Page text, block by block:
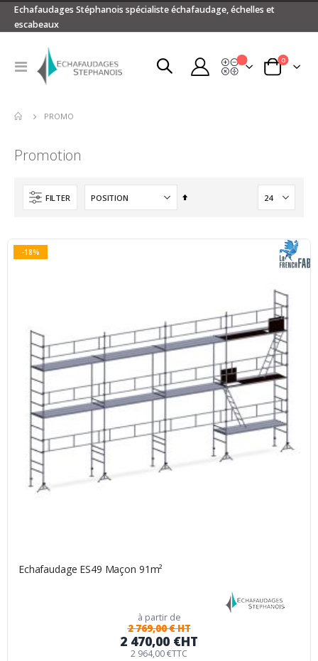
Echafaudages Stéphanois spécialiste échafaudage, échelles et
escabeaux
Basculer
Panier
0articles
Devis
PROMO
Promotion
FILTER
Par
-18%
Echafaudage ES49 Maçon 91m²
à partir de
2 769,00 € HT
2 470,00 €HT
2 964,00 €TTC